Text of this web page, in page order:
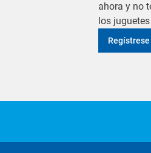
ahora y no
los juguetes